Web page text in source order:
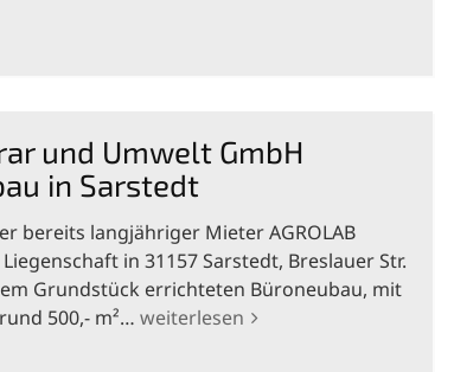
und Umwelt GmbH
in Sarstedt
bereits langjähriger Mieter AGROLAB
in 31157 Sarstedt, Breslauer Str.
Grundstück errichteten Büroneubau, mit
500,- m²… weiterlesen